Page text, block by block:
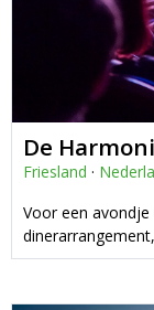
De
Friesland ·
Voor een